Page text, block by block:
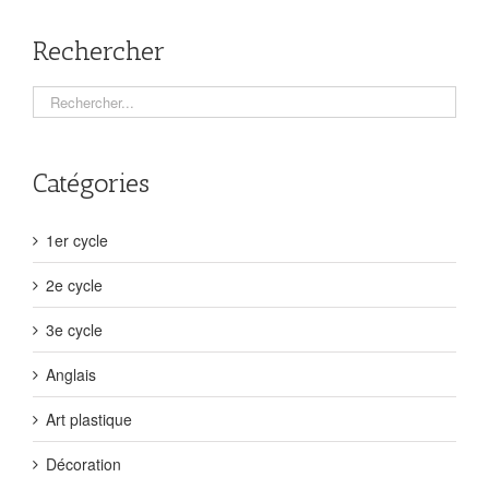
Rechercher
Catégories
1er cycle
2e cycle
3e cycle
Anglais
Art plastique
Décoration